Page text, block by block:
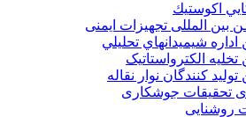
اكوستيك
بين المللى تجهيزات ايمنى
اداره شيميدانهاي تحليلي
تخليه الکترواستاتيک
کنندگان نوار نقاله
تحقیقات جوشکاری
روشنایی